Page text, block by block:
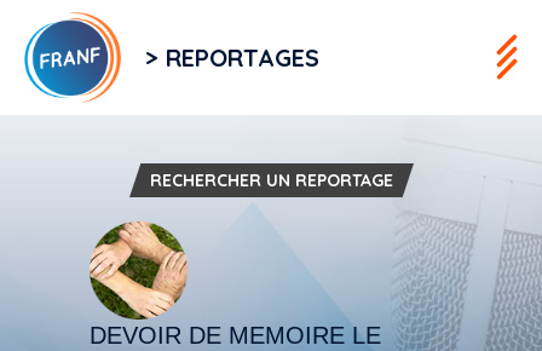
> REPORTAGES
RECHERCHER UN REPORTAGE
DEVOIR DE MEMOIRE LE